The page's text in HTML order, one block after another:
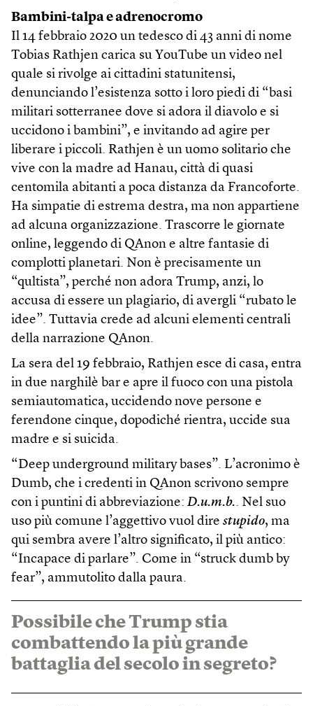
Bambini-talpa e adrenocromo
Il 14 febbraio 2020 un tedesco di 43 anni di nome
Tobias Rathjen carica su YouTube un video nel
quale si rivolge ai cittadini statunitensi,
denunciando l’esistenza sotto i loro piedi di “basi
militari sotterranee dove si adora il diavolo e si
uccidono i bambini”, e invitando ad agire per
liberare i piccoli. Rathjen è un uomo solitario che
vive con la madre ad Hanau, città di quasi
centomila abitanti a poca distanza da Francoforte.
Ha simpatie di estrema destra, ma non appartiene
ad alcuna organizzazione. Trascorre le giornate
online, leggendo di QAnon e altre fantasie di
complotti planetari. Non è precisamente un
“qultista”, perché non adora Trump, anzi, lo
accusa di essere un plagiario, di avergli “rubato le
idee”. Tuttavia crede ad alcuni elementi centrali
della narrazione QAnon.
La sera del 19 febbraio, Rathjen esce di casa, entra
in due narghilè bar e apre il fuoco con una pistola
semiautomatica, uccidendo nove persone e
ferendone cinque, dopodiché rientra, uccide sua
madre e si suicida.
“Deep underground military bases”. L’acronimo è
Dumb, che i credenti in QAnon scrivono sempre
con i puntini di abbreviazione: D.u.m.b.. Nel suo
uso più comune l’aggettivo vuol dire stupido, ma
qui sembra avere l’altro significato, il più antico:
“Incapace di parlare”. Come in “struck dumb by
fear”, ammutolito dalla paura.
Possibile che Trump stia
combattendo la più grande
battaglia del secolo in segreto?